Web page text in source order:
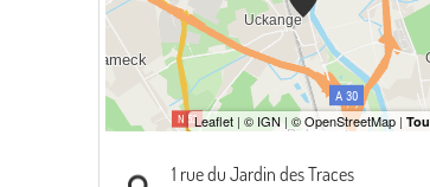
1 rue du Jardin des Traces